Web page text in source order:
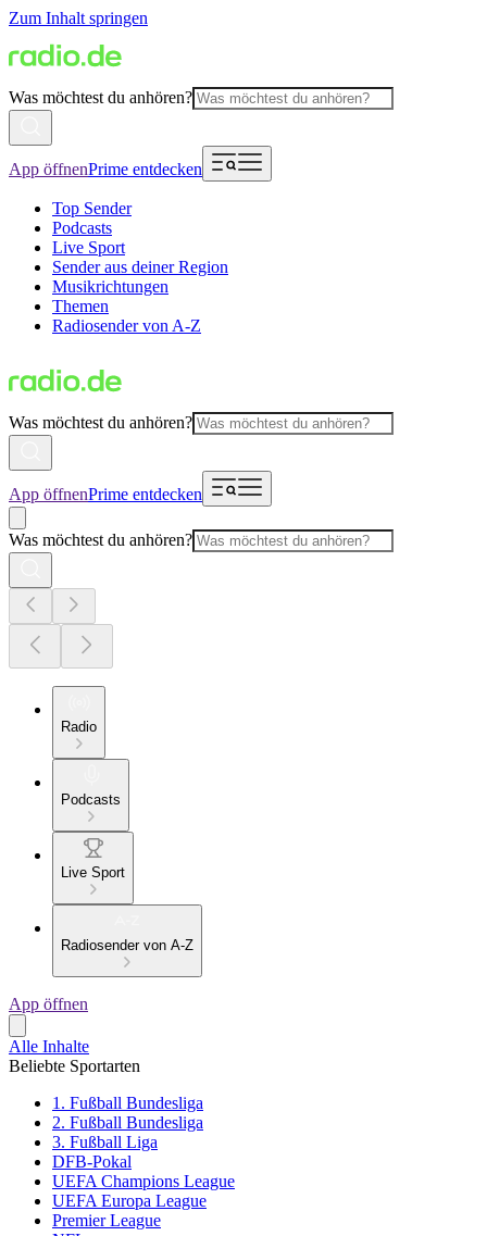
Zum Inhalt springen
Was möchtest du anhören?
App öffnenPrime entdecken
Top Sender
Podcasts
Live Sport
Sender aus deiner Region
Musikrichtungen
Themen
Radiosender von A-Z
Was möchtest du anhören?
App öffnenPrime entdecken
Was möchtest du anhören?
Radio
Podcasts
Live Sport
Radiosender von A-Z
App öffnen
Alle Inhalte
Beliebte Sportarten
1. Fußball Bundesliga
2. Fußball Bundesliga
3. Fußball Liga
DFB-Pokal
UEFA Champions League
UEFA Europa League
Premier League